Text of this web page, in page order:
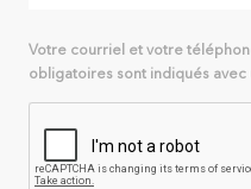
Votre courriel et votre
obligatoires sont indiqués avec